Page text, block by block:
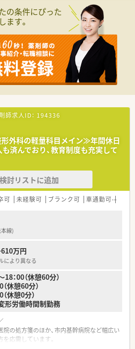
上を展開中！成長を続ける企業です。
や健康フェアの開催を通じて、
ニケーションを大切にしています。
ＤＬを考慮した服薬指導、最新のＩＣＴを
っています。そのために最新システムの
開催を通じて、地域に根ざした薬局を作り上
全国に広がっており、これから必要とされ
組んでいます。
／
日常動作を考慮した服薬指導を行ってい
。門前のクリニックから処方箋を受けて
く来局されています。
テム化を積極的に推進！
ータ、POSレジ、在庫管理システムを連動
て在庫情報をサーバーに集約できる環境
に監査システムも整っています！
入した薬歴管理を行っています。現役薬剤
めてます。
康教室」を開催！
、地域の皆様へ予防医療の講座を実施して
防止研究会も開催しています。
取り組みから奨励。
ては「研究会報」として全社共有していま
の条件にぴった
ます。
師求人ID： 194336
形外科の軽量科目メイン≫年間休日
済んでおり、教育制度も充実して
検討リストに追加
可 未経験可 ブランク可 車通勤可
線)
万円
により異なる
：00（休憩60分）
休憩60分）
休憩0分）
形労働時間制勤務
の処方箋のほか、市内基幹病院など幅広い
応需しています。